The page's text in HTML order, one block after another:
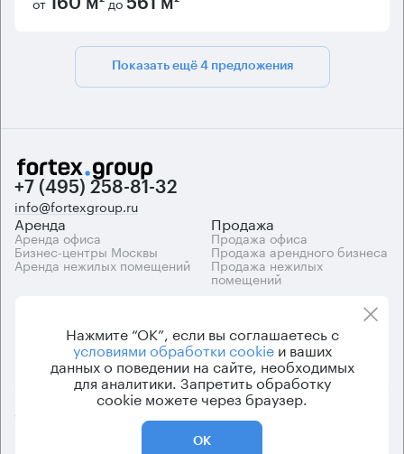
Показать ещё 4 предложения
+7 (495) 258-81-32
info@fortexgroup.ru
Аренда
Аренда офиса
Бизнес-центры Москвы
Аренда нежилых помещений
Продажа
Продажа офиса
Продажа арендного бизнеса
Продажа нежилых
помещений
Каталог бизнес-центров О компании
Вакансии
Контакты
© 2026 Fortex.Group. ООО «АРЕНДА ОФИСА», ОГРН 1177746948686,
Нажмите “ОК”, если вы соглашаетесь с
условиями обработки cookieи ваших
данных о поведении на сайте, необходимых
для аналитики. Запретить обработку
cookie можете через браузер.
ОК